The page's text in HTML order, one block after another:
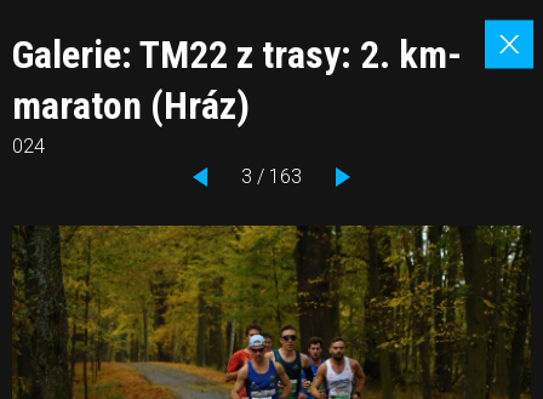
Galerie: TM22 z trasy: 2. km-
maraton (Hráz)
024
3 / 163